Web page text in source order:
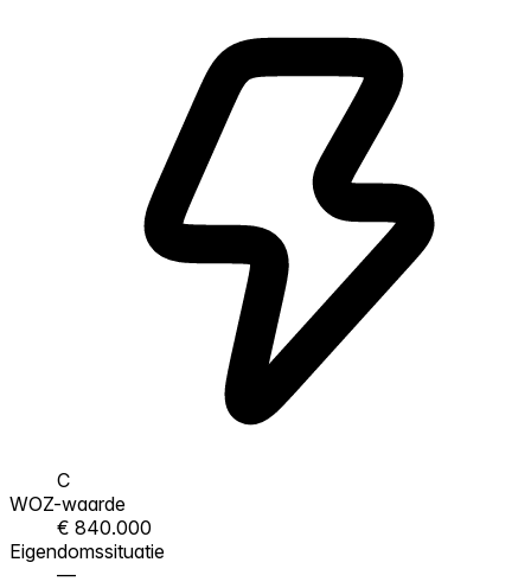
C
WOZ-waarde
€ 840.000
Eigendomssituatie
—